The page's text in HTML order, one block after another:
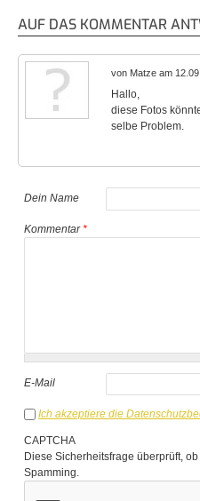
AUF DAS KOMMENTAR
von Matze am
Hallo,
diese Fotos
selbe Problem.
Dein Name
Kommentar*
E-Mail
Ich akzeptiere die
CAPTCHA
Diese Sicherheitsfrage überprüft,
Spamming.